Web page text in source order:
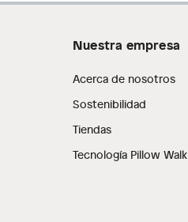
Nuestra empresa
Acerca de nosotros
Sostenibilidad
Tiendas
Tecnología Pillow Walk